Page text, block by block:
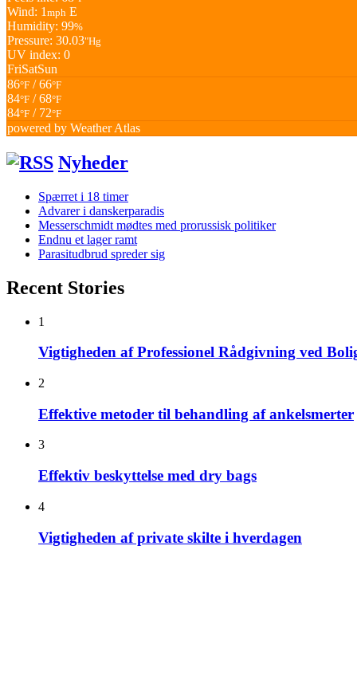
Wind: 1 mph E
Humidity: 99%
Pressure: 30.03"Hg
UV index: 0
FriSatSun
86°F / 66°F
84°F / 68°F
84°F / 72°F
powered by Weather Atlas
Nyheder
Spærret i 18 timer
Advarer i danskerparadis
Messerschmidt mødtes med prorussisk politiker
Endnu et lager ramt
Parasitudbrud spreder sig
Recent Stories
1
Vigtigheden af Professionel Rådgivning ved
2
Effektive metoder til behandling af ankelsmerter
3
Effektiv beskyttelse med dry bags
4
Vigtigheden af private skilte i hverdagen